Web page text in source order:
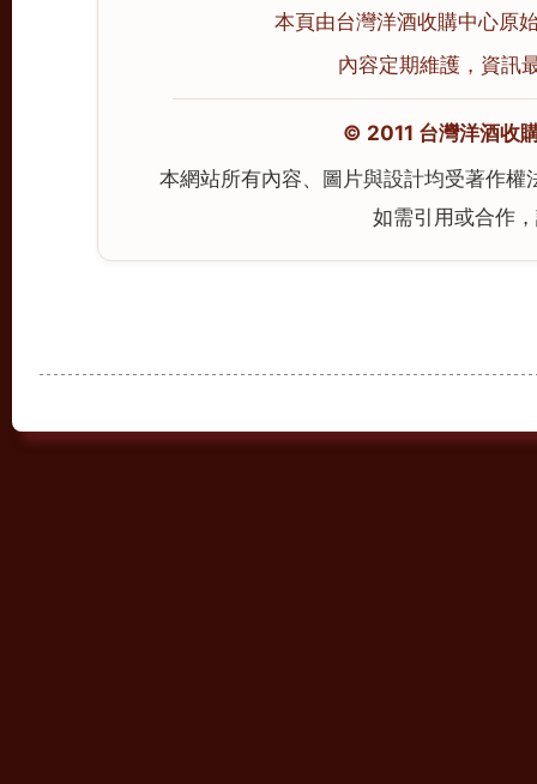
本頁由台灣洋酒收購中心原
內容定期維護，資訊
© 2011 台灣洋酒收
本網站所有內容、圖片與設計均受著作
如需引用或合作